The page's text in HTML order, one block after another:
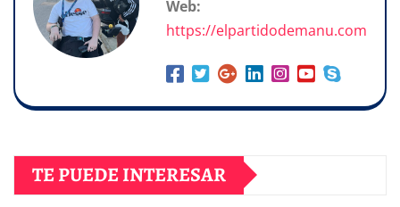
Web:
https://elpartidodemanu.com
TE PUEDE INTERESAR